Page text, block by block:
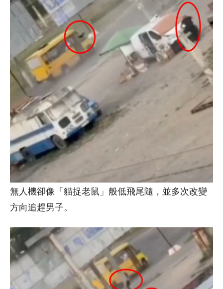
無人機卻像「貓捉老鼠」般低飛尾隨，並多次改變
方向追趕男子。